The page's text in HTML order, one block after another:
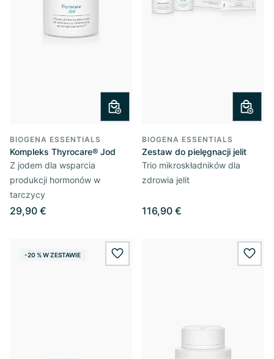
BIOGENA ESSENTIALS
Kompleks Thyrocare® Jod
Z jodem dla wsparcia
produkcji hormonów w
tarczycy
29,90 €
BIOGENA ESSENTIALS
Zestaw do pielęgnacji jelit
Trio mikroskładników dla
zdrowia jelit
116,90 €
-20 % W ZESTAWIE wishlist.add